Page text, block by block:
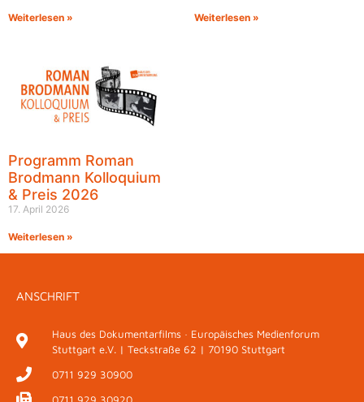
Weiterlesen » Weiterlesen »
Programm Roman
Brodmann Kolloquium
& Preis 2026
17. April 2026
Weiterlesen »
ANSCHRIFT
Haus des Dokumentarfilms · Europäisches Medienforum
Stuttgart e.V. | Teckstraße 62 | 70190 Stuttgart
0711 929 30900